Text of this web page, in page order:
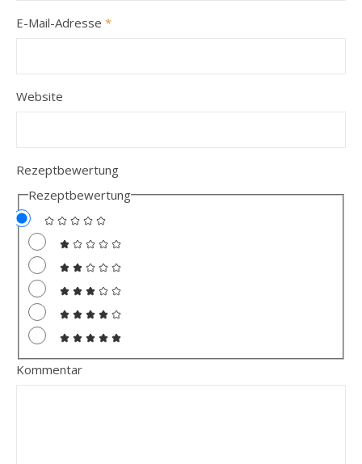
E-Mail-Adresse *
Website
Rezeptbewertung
Rezeptbewertung
Kommentar